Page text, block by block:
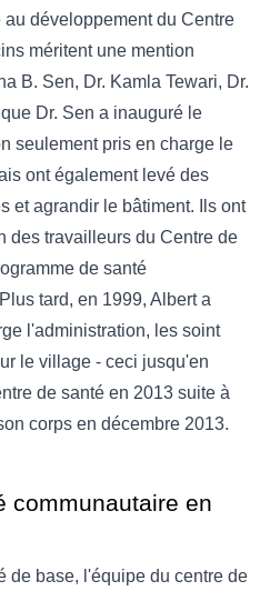
développement du Centre
méritent une mention
B. Sen, Dr. Kamla Tewari, Dr.
Dr. Sen a inauguré le
seulement pris en charge le
ont également levé des
et agrandir le bâtiment. Ils ont
des travailleurs du Centre de
de santé
tard, en 1999, Albert a
l'administration, les soint
le village - ceci jusqu'en
de santé en 2013 suite à
corps en décembre 2013.
communautaire en
de base, l'équipe du centre de